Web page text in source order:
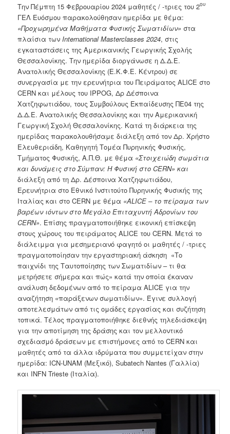
Την Πέμπτη 15 Φεβρουαρίου 2024 μαθητές / -τριες του 2ου
ΓΕΛ Ευόσμου παρακολούθησαν ημερίδα με θέμα:
«Προχωρημένα Μαθήματα Φυσικής Σωματιδίων» στα
πλαίσια των International Masterclasses 2024, στις
εγκαταστάσεις της Αμερικανικής Γεωργικής Σχολής
Θεσσαλονίκης. Την ημερίδα διοργάνωσε η Δ.Δ.Ε.
Ανατολικής Θεσσαλονίκης (Ε.Κ.Φ.Ε. Κέντρου) σε
συνεργασία με την ερευνήτρια του Πειράματος ALICE στο
CERN και μέλους του IPPOG, Δρ Δέσποινα
Χατζηφωτιάδου, τους Συμβούλους Εκπαίδευσης ΠΕ04 της
Δ.Δ.Ε. Ανατολικής Θεσσαλονίκης και την Αμερικανική
Γεωργική Σχολή Θεσσαλονίκης. Κατά τη διάρκεια της
ημερίδας παρακολουθήσαμε διάλεξη από τον Δρ. Χρήστο
Ελευθεριάδη, Καθηγητή Τομέα Πυρηνικής Φυσικής,
Τμήματος Φυσικής, Α.Π.Θ. με θέμα «Στοιχειώδη σωμάτια
και δυνάμεις στο Σύμπαν: Η Φυσική στο CERN» και
διάλεξη από τη Δρ. Δέσποινα Χατζηφωτιάδου,
Ερευνήτρια στο Εθνικό Ινστιτούτο Πυρηνικής Φυσικής της
Ιταλίας και στο CERN με θέμα «ALICE – το πείραμα των
βαρέων ιόντων στο Μεγάλο Επιταχυντή Αδρονίων του
CERN». Επίσης πραγματοποιήθηκε εικονική επίσκεψη
στους χώρους του πειράματος ALICE του CERN. Μετά το
διάλειμμα για μεσημεριανό φαγητό οι μαθητές / -τριες
πραγματοποίησαν την εργαστηριακή άσκηση «Το
παιχνίδι της Ταυτοποίησης των Σωματιδίων – τι θα
μετρήσετε σήμερα και πώς» κατά την οποία έκαναν
ανάλυση δεδομένων από το πείραμα ALICE για την
αναζήτηση «παράξενων σωματιδίων». Έγινε συλλογή
αποτελεσμάτων από τις ομάδες εργασίας και συζήτηση
τοπικά. Τέλος πραγματοποιήθηκε διεθνής τηλεδιάσκεψη
για την αποτίμηση της δράσης και τον μελλοντικό
σχεδιασμό δράσεων με επιστήμονες από το CERN και
μαθητές από τα άλλα ιδρύματα που συμμετείχαν στην
ημερίδα: ICN-UNAM (Μεξικό), Subatech Nantes (Γαλλία)
και INFN Trieste (Ιταλία).